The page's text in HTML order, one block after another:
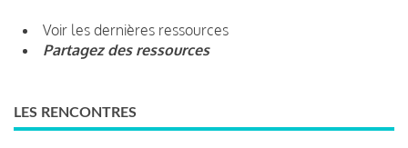
Voir les dernières ressources
Partagez des ressources
LES RENCONTRES